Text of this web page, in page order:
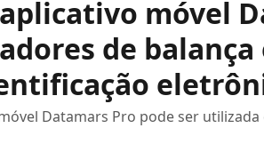
móvel
de balança
Datamars Pro pode ser